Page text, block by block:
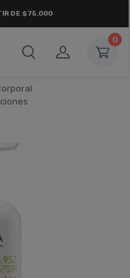
DE $75.000
0